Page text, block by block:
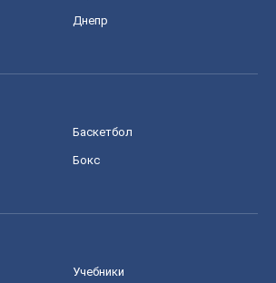
Днепр
Баскетбол
Бокс
Учебники